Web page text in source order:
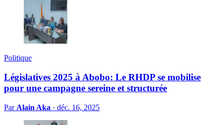
Politique
Législatives 2025 à Abobo: Le RHDP se mobilise
pour une campagne sereine et structurée
Par Alain Aka · déc. 16, 2025